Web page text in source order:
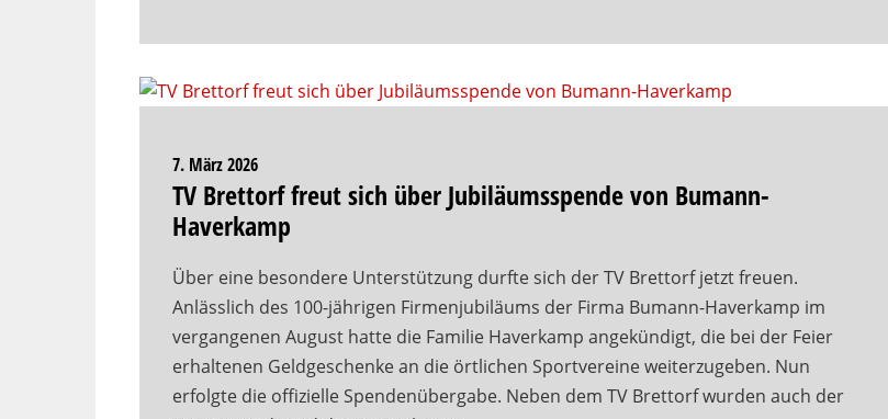
7. März 2026
TV Brettorf freut sich über Jubiläumsspende von Bumann-
Haverkamp
Über eine besondere Unterstützung durfte sich der TV Brettorf jetzt freuen.
Anlässlich des 100-jährigen Firmenjubiläums der Firma Bumann-Haverkamp im
vergangenen August hatte die Familie Haverkamp angekündigt, die bei der Feier
erhaltenen Geldgeschenke an die örtlichen Sportvereine weiterzugeben. Nun
erfolgte die offizielle Spendenübergabe. Neben dem TV Brettorf wurden auch der